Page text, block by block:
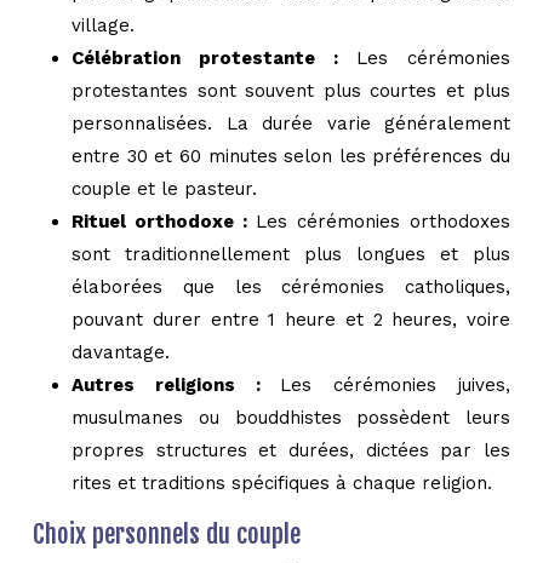
village.
Célébration protestante : Les cérémonies
protestantes sont souvent plus courtes et plus
personnalisées. La durée varie généralement
entre 30 et 60 minutes selon les préférences du
couple et le pasteur.
Rituel orthodoxe : Les cérémonies orthodoxes
sont traditionnellement plus longues et plus
élaborées que les cérémonies catholiques,
pouvant durer entre 1 heure et 2 heures, voire
davantage.
Autres religions : Les cérémonies juives,
musulmanes ou bouddhistes possèdent leurs
propres structures et durées, dictées par les
rites et traditions spécifiques à chaque religion.
Choix personnels du couple